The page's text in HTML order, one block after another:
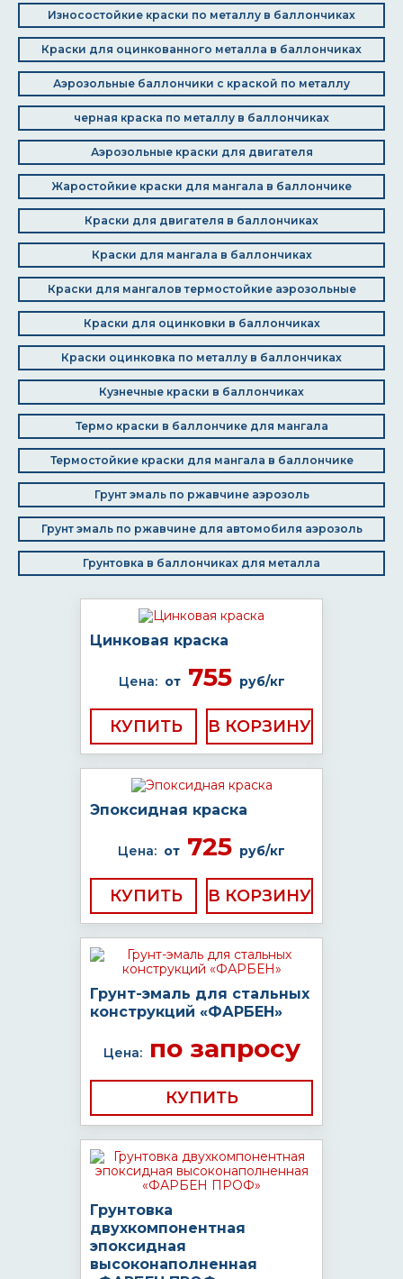
Износостойкие краски по металлу в баллончиках
Краски для оцинкованного металла в баллончиках
Аэрозольные баллончики с краской по металлу
черная краска по металлу в баллончиках
Аэрозольные краски для двигателя
Жаростойкие краски для мангала в баллончике
Краски для двигателя в баллончиках
Краски для мангала в баллончиках
Краски для мангалов термостойкие аэрозольные
Краски для оцинковки в баллончиках
Краски оцинковка по металлу в баллончиках
Кузнечные краски в баллончиках
Термо краски в баллончике для мангала
Термостойкие краски для мангала в баллончике
Грунт эмаль по ржавчине аэрозоль
Грунт эмаль по ржавчине для автомобиля аэрозоль
Грунтовка в баллончиках для металла
Цинковая краска
Цена: от755 руб/кг
КУПИТЬ
Эпоксидная краска
Цена: от 725 руб/кг
КУПИТЬ
Грунт-эмаль для стальных
конструкций «ФАРБЕН»
Цена:по запросу
КУПИТЬ
Грунтовка
двухкомпонентная
эпоксидная
высоконаполненная